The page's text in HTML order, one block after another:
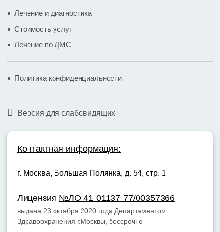
Лечение и диагностика
Стоимость услуг
Лечение по ДМС
Политика конфиденциальности
Версия для слабовидящих
Контактная информация:
г. Москва, Большая Полянка, д. 54, стр. 1
Лицензия №ЛО 41-01137-77/00357366
выдана 23 октября 2020 года Департаментом
Здравоохранения г.Москвы, бессрочно